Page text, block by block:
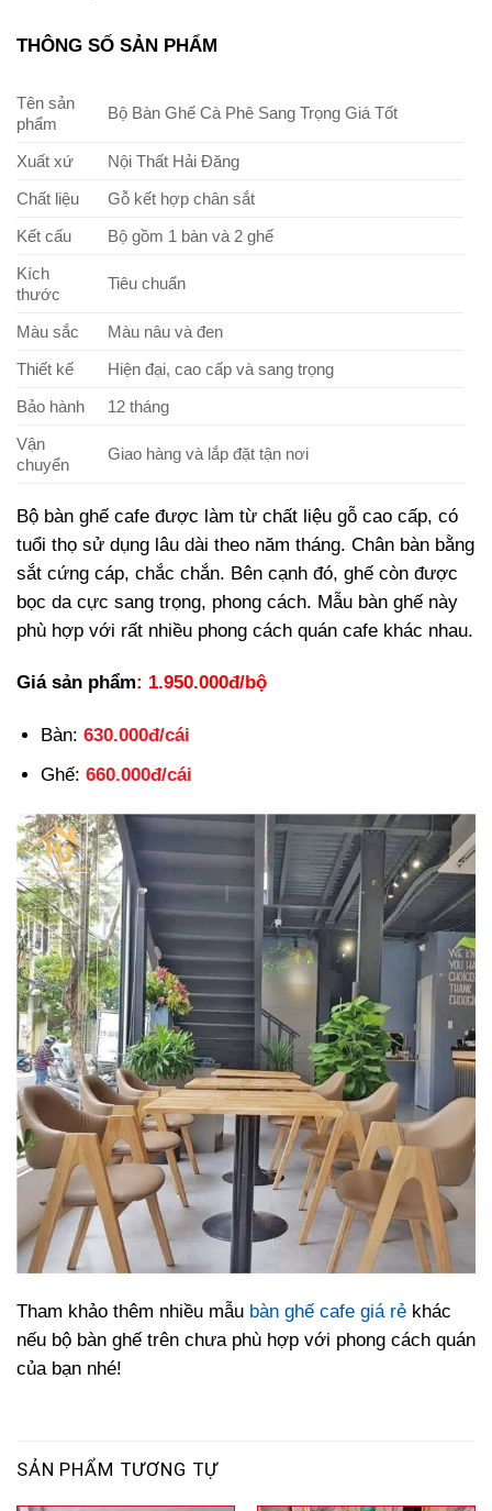
THÔNG SỐ SẢN PHẨM
Tên sản
phẩm
Bộ Bàn Ghế Cà Phê Sang Trọng Giá Tốt
Xuất xứ
Nội Thất Hải Đăng
Chất liệu
Gỗ kết hợp chân sắt
Kết cấu
Bộ gồm 1 bàn và 2 ghế
Kích
thước
Tiêu chuẩn
Màu sắc
Màu nâu và đen
Thiết kế
Hiện đại, cao cấp và sang trọng
Bảo hành
12 tháng
Vận
chuyển
Giao hàng và lắp đặt tận nơi
Bộ bàn ghế cafe được làm từ chất liệu gỗ cao cấp, có
tuổi thọ sử dụng lâu dài theo năm tháng. Chân bàn bằng
sắt cứng cáp, chắc chắn. Bên cạnh đó, ghế còn được
bọc da cực sang trọng, phong cách. Mẫu bàn ghế này
phù hợp với rất nhiều phong cách quán cafe khác nhau.
Giá sản phẩm: 1.950.000đ/bộ
Bàn: 630.000đ/cái
Ghế: 660.000đ/cái
Tham khảo thêm nhiều mẫu bàn ghế cafe giá rẻ khác
nếu bộ bàn ghế trên chưa phù hợp với phong cách quán
của bạn nhé!
SẢN PHẨM TƯƠNG TỰ